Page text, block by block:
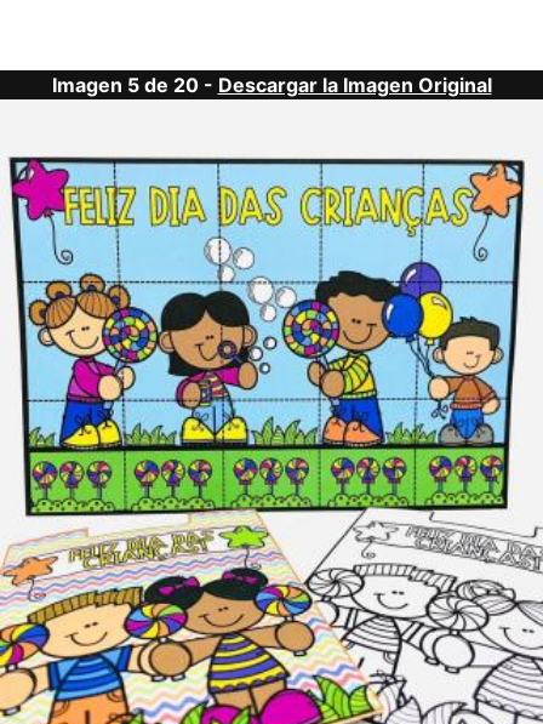
Imagen 5 de 20 - Descargar la Imagen Original